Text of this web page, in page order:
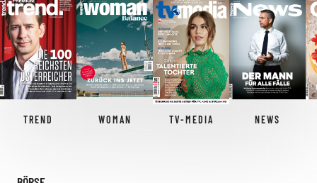
TREND WOMAN TV-MEDIA NEWS